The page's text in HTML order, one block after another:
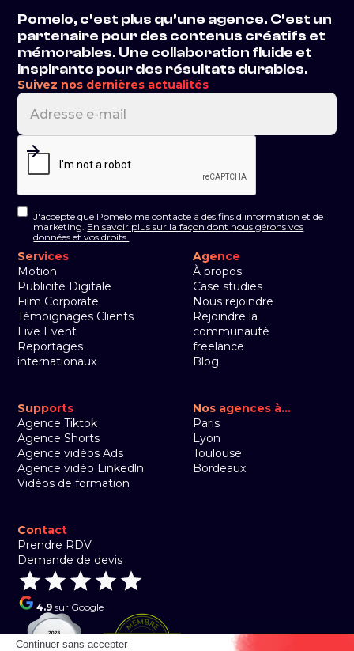
Continuer sans accepter
Pomelo, c’est plus qu’une agence. C’est un
partenaire pour des contenus créatifs et
mémorables. Une collaboration fluide et
inspirante pour des résultats durables.
Suivez nos dernières actualités
J'accepte que Pomelo me contacte à des fins d'information et de
marketing. En savoir plus sur la façon dont nous gérons vos
données et vos droits.
Services
Motion
Publicité Digitale
Film Corporate
Témoignages Clients
Live Event
Reportages
internationaux
Agence
À propos
Case studies
Nous rejoindre
Rejoindre la
communauté
freelance
Blog
Supports
Agence Tiktok
Agence Shorts
Agence vidéos Ads
Agence vidéo Linkedln
Vidéos de formation
Nos agences à...
Paris
Lyon
Toulouse
Bordeaux
Contact
Prendre RDV
Demande de devis
4.9sur Google